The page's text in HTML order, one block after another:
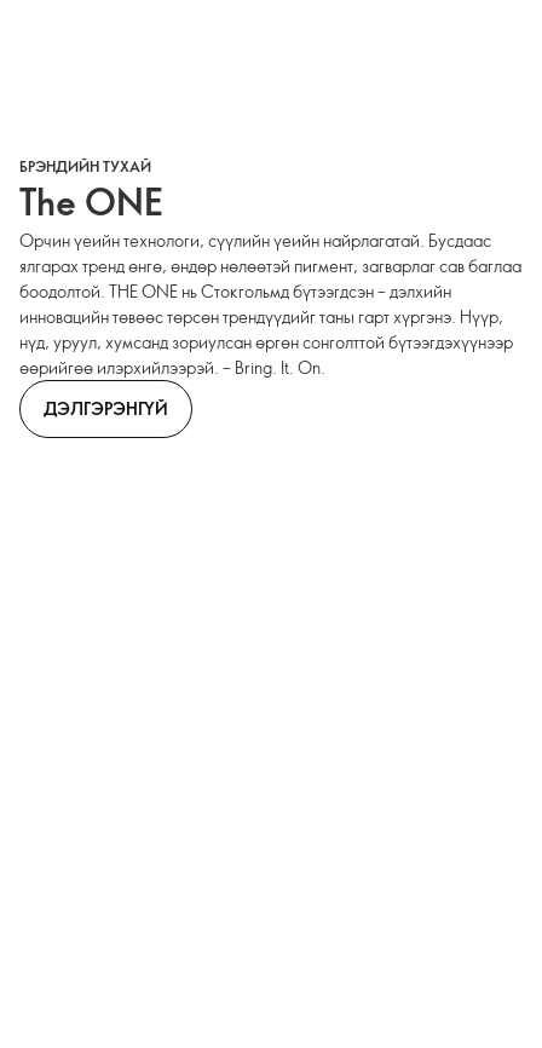
БРЭНДИЙН ТУХАЙ
The ONE
Орчин үеийн технологи, сүүлийн үеийн найрлагатай. Бусдаас
ялгарах тренд өнгө, өндөр нөлөөтэй пигмент, загварлаг сав баглаа
боодолтой. THE ONE нь Стокгольмд бүтээгдсэн – дэлхийн
инновацийн төвөөс төрсөн трендүүдийг таны гарт хүргэнэ. Нүүр,
нүд, уруул, хумсанд зориулсан өргөн сонголттой бүтээгдэхүүнээр
өөрийгөө илэрхийлээрэй. – Bring. It. On.
ДЭЛГЭРЭНГҮЙ